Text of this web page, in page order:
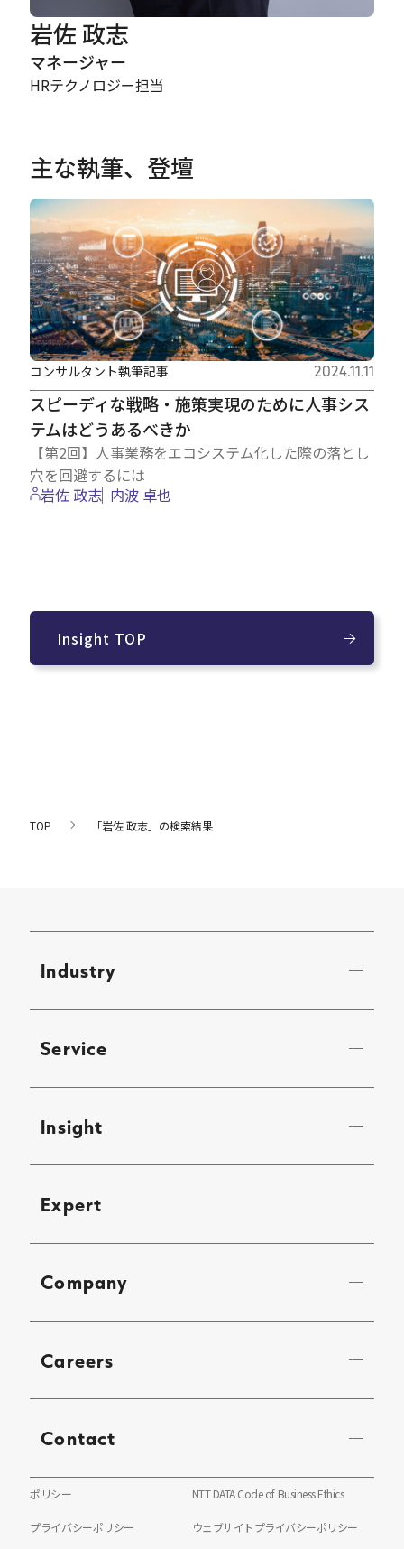
岩佐 政志
マネージャー
HRテクノロジー担当
主な執筆、登壇
スピーディな戦略・施策実現のために人事シス
テムはどうあるべきか
【第2回】人事業務をエコシステム化した際の落とし
穴を回避するには
コンサルタント執筆記事 2024.11.11
岩佐 政志 内波 卓也
Insight TOP
TOP 「岩佐 政志」の検索結果
Industry
Service
Insight
Expert
Company
Careers
Contact
ポリシー NTT DATA Code of Business Ethics
プライバシーポリシー ウェブサイトプライバシーポリシー